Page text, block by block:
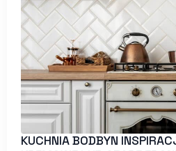
KUCHNIA BODBYN